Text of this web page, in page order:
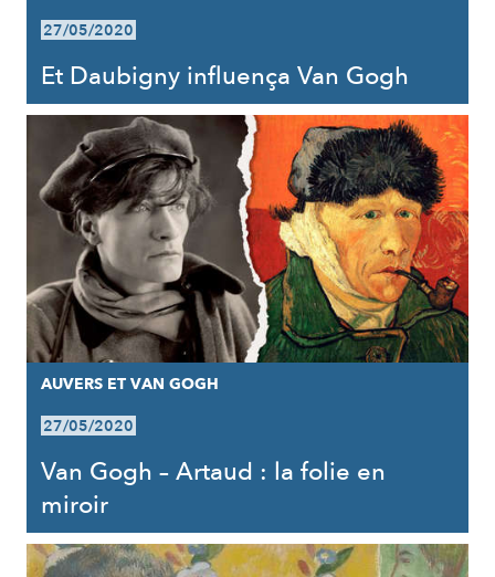
27/05/2020
Et Daubigny influença Van Gogh
AUVERS ET VAN GOGH
27/05/2020
Van Gogh – Artaud : la folie en
miroir